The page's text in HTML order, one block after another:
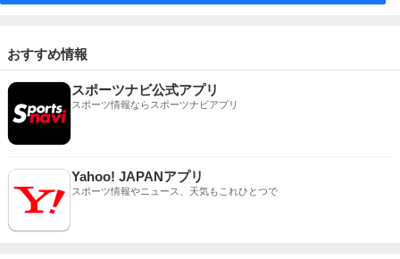
おすすめ情報
スポーツナビ公式アプリ
スポーツ情報ならスポーツナビアプリ
Yahoo! JAPANアプリ
スポーツ情報やニュース、天気もこれひとつで